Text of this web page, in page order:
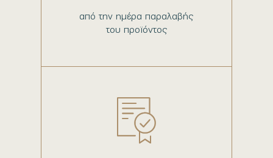
από την ημέρα παραλαβής
του προϊόντος